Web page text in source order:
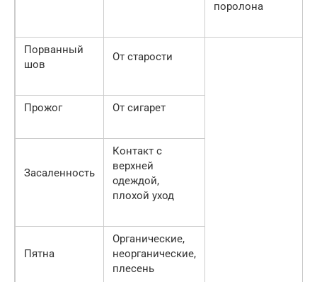
поролона
Порванный
шов
От старости
Прожог От сигарет
Засаленность
Контакт с
верхней
одеждой,
плохой уход
Пятна
Органические,
неорганические,
плесень